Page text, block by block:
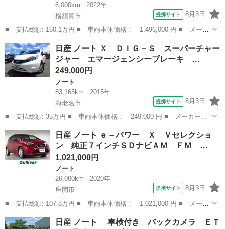
6,000km
2022年
横須賀市
提携サイト 8月3日
■ 支払総額: 160.1万円 ■ 車両本体価格： 1,496,000 円 ■ メーカ
ー名： 日産 ■ 車種名： ノート ■ グレード名： １．２ Ｘ
ラインナビ 全方向モニター 全周カメラ エマージェンシーＢ Ｗ
エアＢ ...
神奈川 横須賀市 ノート
日産 ノート Ｘ ＤＩＧ－Ｓ スーパーチャー
ジャー エマージェンシーブレーキ …
249,000円
ノート
83,165km
2015年
海老名市
提携サイト 8月3日
■ 支払総額: 35万円 ■ 車両本体価格： 249,000 円 ■ メーカー
名： 日産 ■ 車種名： ノート ■ グレード名： Ｘ ＤＩＧ－
Ｓ スーパーチャージャー エマージェンシーブレーキ ナビ フル
セグ ブルートゥー...
神奈川 海老名市 ノート
日産 ノート ｅ－パワー Ｘ Ｖセレクショ
ン 純正７インチＳＤナビＡＭ ＦＭ …
1,021,000円
ノート
26,000km
2020年
座間市
提携サイト 8月3日
■ 支払総額: 107.8万円 ■ 車両本体価格： 1,021,000 円 ■ メーカ
ー名： 日産 ■ 車種名： ノート ■ グレード名： ｅ－パワー
Ｘ Ｖセレクション 純正７インチＳＤナビＡＭ ＦＭ Ｂｌｕｅｔ
神奈川 座間市 ノート
日産 ノート 車検付き バックカメラ ＥＴ